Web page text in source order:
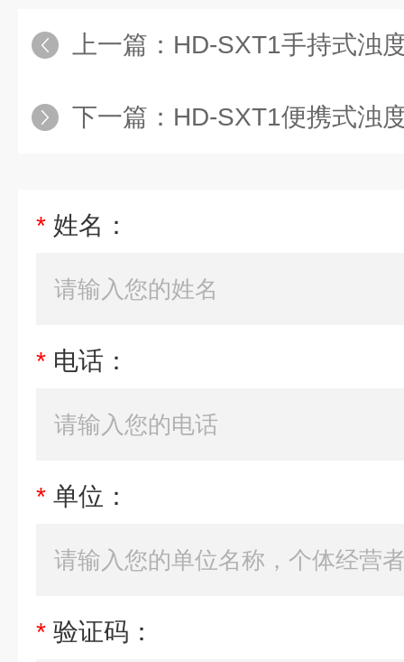
上一篇： HD-SXT1手持式浊
下一篇： HD-SXT1便携式浊
* 姓名：
* 电话：
* 单位：
* 验证码：